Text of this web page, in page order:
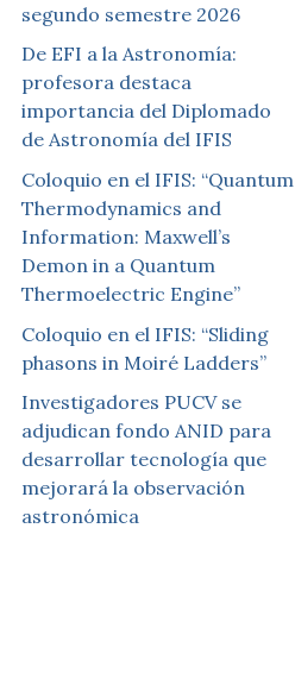
segundo semestre 2026
De EFI a la Astronomía:
profesora destaca
importancia del Diplomado
de Astronomía del IFIS
Coloquio en el IFIS: “Quantum
Thermodynamics and
Information: Maxwell’s
Demon in a Quantum
Thermoelectric Engine”
Coloquio en el IFIS: “Sliding
phasons in Moiré Ladders”
Investigadores PUCV se
adjudican fondo ANID para
desarrollar tecnología que
mejorará la observación
astronómica